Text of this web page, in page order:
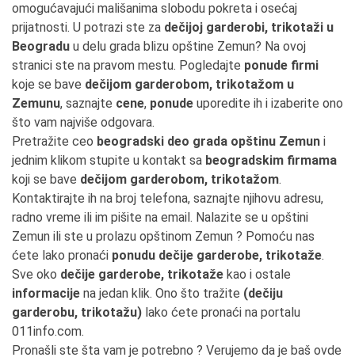
omogućavajući mališanima slobodu pokreta i osećaj
prijatnosti. U potrazi ste za dečijoj garderobi, trikotaži u
Beogradu u delu grada blizu opštine Zemun? Na ovoj
stranici ste na pravom mestu. Pogledajte ponude firmi
koje se bave dečijom garderobom, trikotažom u
Zemunu, saznajte cene, ponude uporedite ih i izaberite ono
što vam najviše odgovara.
Pretražite ceo beogradski deo grada opštinu Zemun i
jednim klikom stupite u kontakt sa beogradskim firmama
koji se bave dečijom garderobom, trikotažom.
Kontaktirajte ih na broj telefona, saznajte njihovu adresu,
radno vreme ili im pišite na email. Nalazite se u opštini
Zemun ili ste u prolazu opštinom Zemun ? Pomoću nas
ćete lako pronaći ponudu dečije garderobe, trikotaže.
Sve oko dečije garderobe, trikotaže kao i ostale
informacije na jedan klik. Ono što tražite (dečiju
garderobu, trikotažu) lako ćete pronaći na portalu
011info.com.
Pronašli ste šta vam je potrebno ? Verujemo da je baš ovde